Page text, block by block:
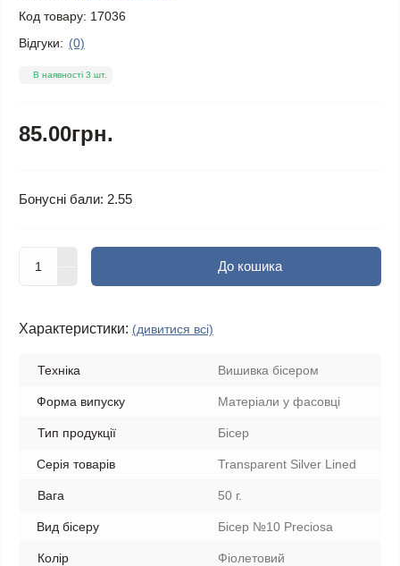
Код товару: 17036
Відгуки: (0)
В наявності 3 шт.
85.00грн.
Бонусні бали: 2.55
До кошика
Характеристики: (дивитися всі)
Техніка Вишивка бісером
Форма випуску Матеріали у фасовці
Тип продукції Бісер
Серія товарів Transparent Silver Lined
Вага 50 г.
Вид бісеру Бісер №10 Preciosa
Колір Фіолетовий